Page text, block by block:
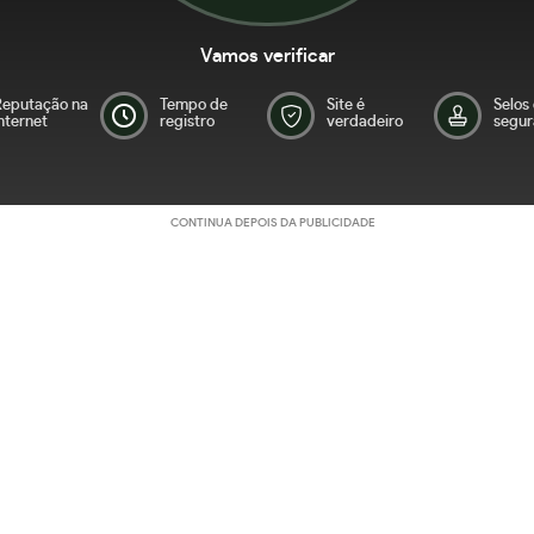
Vamos verificar
na
Tempo de
registro
Site é
verdadeiro
Selos
CONTINUA DEPOIS DA PUBLICIDADE